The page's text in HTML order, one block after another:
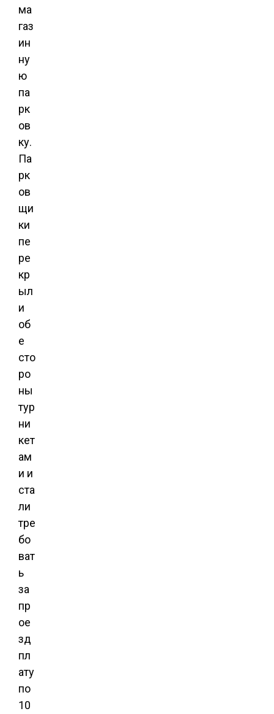
ма
газ
ин
ну
ю
па
рк
ов
ку.
Па
рк
ов
щи
ки
пе
ре
кр
ыл
и
об
е
сто
ро
ны
тур
ни
кет
ам
и и
ста
ли
тре
бо
ват
ь
за
пр
ое
зд
пл
ату
по
10